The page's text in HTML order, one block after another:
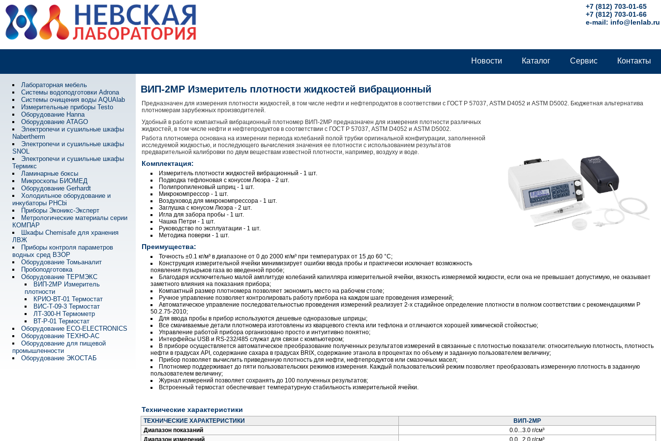
+7 (812) 703-01-65
+7 (812) 703-01-66
e-mail: info@lenlab.ru
Контакты
Сервис
Каталог
Новости
Лабораторная мебель
Системы водоподготовки Adrona
Системы очищения воды AQUAlab
Измерительные приборы Testo
Оборудование Hanna
Оборудование ATAGO
Электропечи и сушильные шкафы
Nabertherm
Электропечи и сушильные шкафы
SNOL
Электропечи и сушильные шкафы
Термикс
Ламинарные боксы
Микроскопы БИОМЕД
Оборудование Gerhardt
Холодильное оборудование и
инкубаторы PHCbi
Приборы Эконикс-Эксперт
Метрологические материалы серии
КОМПАР
Шкафы Chemisafe для хранения
ЛВЖ
Приборы контроля параметров
водных сред ВЗОР
Оборудование Томьаналит
Пробоподготовка
Оборудование ТЕРМЭКС
ВИП-2МР Измеритель
плотности
КРИО-ВТ-01 Термостат
ВИС-Т-09-3 Термостат
ЛТ-300-Н Термометр
ВТ-Р-01 Термостат
Оборудование ECO-ELECTRONICS
Оборудование ТЕХНО-АС
Оборудование для пищевой
промышленности
Оборудование ЭКОСТАБ
ВИП-2МР Измеритель плотности жидкостей вибрационный
Предназначен для измерения плотности жидкостей, в том числе нефти и нефтепродуктов в соответствии с ГОСТ Р 57037, ASTM D4052 и ASTM D5002. Бюджетная альтернатива
плотномерам зарубежных производителей.
Удобный в работе компактный вибрационный плотномер ВИП-2МР предназначен для измерения плотности различных
жидкостей, в том числе нефти и нефтепродуктов в соответствии с ГОСТ Р 57037, ASTM D4052 и ASTM D5002.
Работа плотномера основана на измерении периода колебаний полой трубки оригинальной конфигурации, заполненной
исследуемой жидкостью, и последующего вычисления значения ее плотности с использованием результатов
предварительной калибровки по двум веществам известной плотности, например, воздуху и воде.
Комплектация:
Измеритель плотности жидкостей вибрационный ‑ 1 шт.
Подводка тефлоновая с конусом Люэра ‑ 2 шт.
Полипропиленовый шприц ‑ 1 шт.
Микрокомпрессор ‑ 1 шт.
Воздуховод для микрокомпрессора ‑ 1 шт.
Заглушка с конусом Люэра ‑ 2 шт.
Игла для забора пробы ‑ 1 шт.
Чашка Петри ‑ 1 шт.
Руководство по эксплуатации ‑ 1 шт.
Методика поверки ‑ 1 шт.
Преимущества:
Точность ±0.1 кг/м³ в диапазоне от 0 до 2000 кг/м³ при температурах от 15 до 60 °C;
Конструкция измерительной ячейки минимизирует ошибки ввода пробы и практически исключает возможность
появления пузырьков газа во введенной пробе;
Благодаря исключительно малой амплитуде колебаний капилляра измерительной ячейки, вязкость измеряемой жидкости, если она не превышает допустимую, не оказывает
заметного влияния на показания прибора;
Компактный размер плотномера позволяет экономить место на рабочем столе;
Ручное управление позволяет контролировать работу прибора на каждом шаге проведения измерений;
Автоматическое управление последовательностью проведения измерений реализует 2-х стадийное определение плотности в полном соответствии с рекомендациями Р
50.2.75-2010;
Для ввода пробы в прибор используются дешевые одноразовые шприцы;
Все смачиваемые детали плотномера изготовлены из кварцевого стекла или тефлона и отличаются хорошей химической стойкостью;
Управление работой прибора организовано просто и интуитивно понятно;
Интерфейсы USB и RS-232/485 служат для связи с компьютером;
В приборе осуществляется автоматическое преобразование полученных результатов измерений в связанные с плотностью показатели: относительную плотность, плотность
нефти в градусах API, содержание сахара в градусах BRIX, содержание этанола в процентах по объему и заданную пользователем величину;
Прибор позволяет вычислить приведенную плотность для нефти, нефтепродуктов или смазочных масел;
Плотномер поддерживает до пяти пользовательских режимов измерения. Каждый пользовательский режим позволяет преобразовать измеренную плотность в заданную
пользователем величину;
Журнал измерений позволяет сохранять до 100 полученных результатов;
Встроенный термостат обеспечивает температурную стабильность измерительной ячейки.
Технические характеристики
ТЕХНИЧЕСКИЕ ХАРАКТЕРИСТИКИ
ВИП-2МР
Диапазон показаний
0.0...3.0 г/см³
Диапазон измерений
0.0...2.0 г/см³